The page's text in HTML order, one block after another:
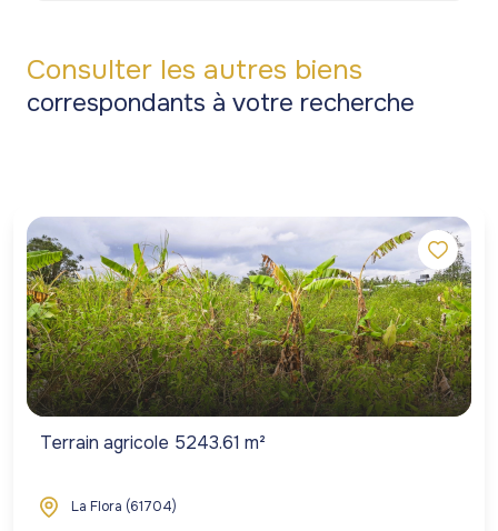
Consulter les autres biens
correspondants à votre recherche
Terrain agricole 5243.61 m²
La Flora (61704)